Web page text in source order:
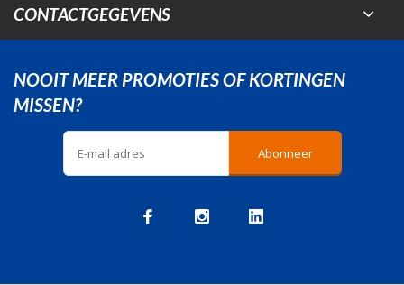
CONTACTGEGEVENS
NOOIT MEER PROMOTIES OF KORTINGEN
MISSEN?
Abonneer